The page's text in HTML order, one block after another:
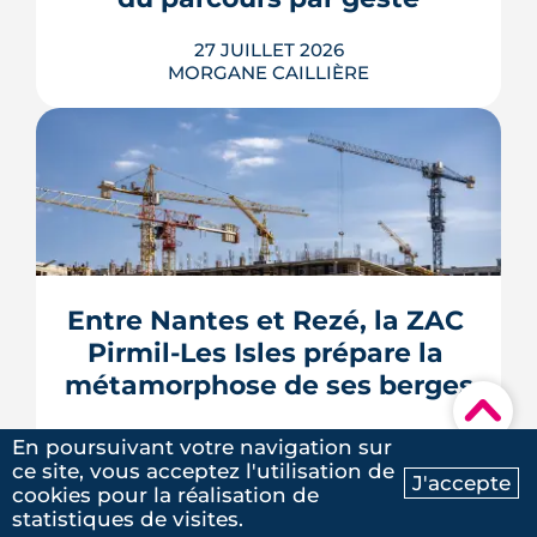
Ma recherche Contactez-nous
▾
27 JUILLET 2026
MORGANE CAILLIÈRE
Le Gouvernement prévoit de retirer six
familles de travaux du parcours « par
geste » de MaPrimeRénov' au 1er
septembre 2026, sous réserve de la
publication des textes définitifs.
fenêtres, VMC, chauffe-eau
thermodynamique, chauffage au bois
et solaire thermi...
Entre Nantes et Rezé, la ZAC
Pirmil-Les Isles prépare la
métamorphose de ses berges
24 JUILLET 2026
MORGANE CAILLIÈRE
En poursuivant votre navigation sur
ce site, vous acceptez l'utilisation de
cookies pour la réalisation de
statistiques de visites.
J'accepte